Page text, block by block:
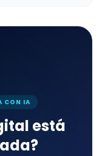
CON IA
está